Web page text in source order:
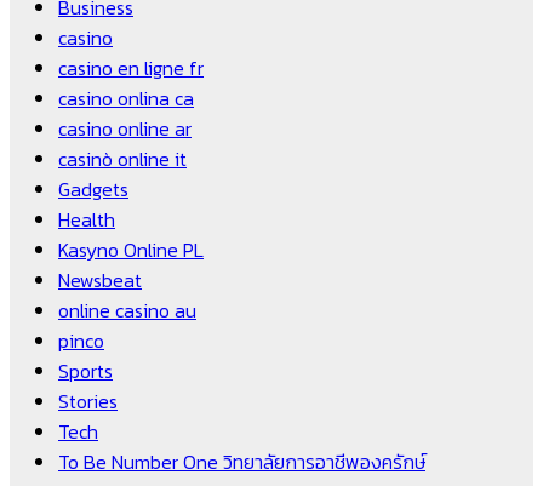
Business
casino
casino en ligne fr
casino onlina ca
casino online ar
casinò online it
Gadgets
Health
Kasyno Online PL
Newsbeat
online casino au
pinco
Sports
Stories
Tech
To Be Number One วิทยาลัยการอาชีพองครักษ์